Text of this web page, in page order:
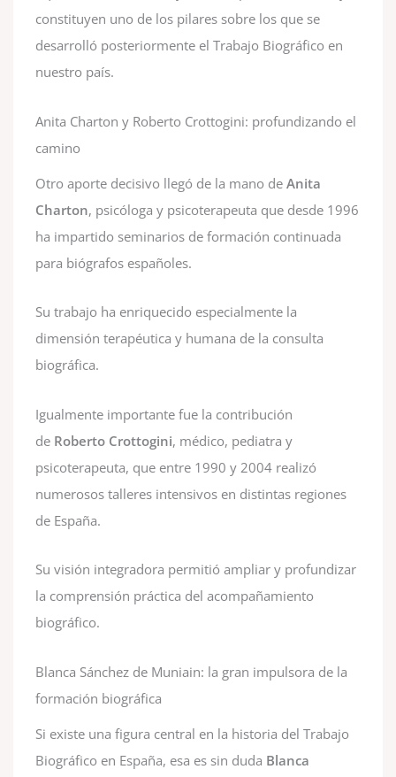
constituyen uno de los pilares sobre los que se
desarrolló posteriormente el Trabajo Biográfico en
nuestro país.
Anita Charton y Roberto Crottogini: profundizando el
camino
Otro aporte decisivo llegó de la mano de Anita
Charton, psicóloga y psicoterapeuta que desde 1996
ha impartido seminarios de formación continuada
para biógrafos españoles.
Su trabajo ha enriquecido especialmente la
dimensión terapéutica y humana de la consulta
biográfica.
Igualmente importante fue la contribución
de Roberto Crottogini, médico, pediatra y
psicoterapeuta, que entre 1990 y 2004 realizó
numerosos talleres intensivos en distintas regiones
de España.
Su visión integradora permitió ampliar y profundizar
la comprensión práctica del acompañamiento
biográfico.
Blanca Sánchez de Muniain: la gran impulsora de la
formación biográfica
Si existe una figura central en la historia del Trabajo
Biográfico en España, esa es sin duda Blanca